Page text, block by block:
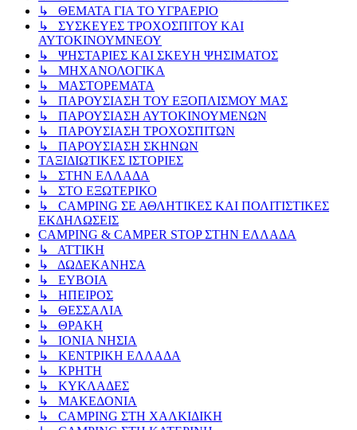
↳ ΘΕΜΑΤΑ ΓΙΑ ΤΟ ΥΓΡΑΕΡΙΟ
↳ ΣΥΣΚΕΥΕΣ ΤΡΟΧΟΣΠΙΤΟΥ ΚΑΙ
ΑΥΤΟΚΙΝΟΥΜΝΕΟΥ
↳ ΨΗΣΤΑΡΙΕΣ ΚΑΙ ΣΚΕΥΗ ΨΗΣΙΜΑΤΟΣ
↳ ΜΗΧΑΝΟΛΟΓΙΚΑ
↳ ΜΑΣΤΟΡΕΜΑΤΑ
↳ ΠΑΡΟΥΣΙΑΣΗ ΤΟΥ ΕΞΟΠΛΙΣΜΟΥ ΜΑΣ
↳ ΠΑΡΟΥΣΙΑΣΗ ΑΥΤΟΚΙΝΟΥΜΕΝΩΝ
↳ ΠΑΡΟΥΣΙΑΣΗ ΤΡΟΧΟΣΠΙΤΩΝ
↳ ΠΑΡΟΥΣΙΑΣΗ ΣΚΗΝΩΝ
ΤΑΞΙΔΙΩΤΙΚΕΣ ΙΣΤΟΡΙΕΣ
↳ ΣΤΗΝ ΕΛΛΑΔΑ
↳ ΣΤΟ ΕΞΩΤΕΡΙΚΟ
↳ CAMPING ΣΕ ΑΘΛΗΤΙΚΕΣ ΚΑΙ ΠΟΛΙΤΙΣΤΙΚΕΣ
ΕΚΔΗΛΩΣΕΙΣ
CAMPING & CAMPER STOP ΣΤΗN ΕΛΛΑΔΑ
↳ ΑΤΤΙΚΗ
↳ ΔΩΔΕΚΑΝΗΣΑ
↳ ΕΥΒΟΙΑ
↳ ΗΠΕΙΡΟΣ
↳ ΘΕΣΣΑΛΙΑ
↳ ΘΡΑΚΗ
↳ ΙΟΝΙΑ ΝΗΣΙΑ
↳ ΚΕΝΤΡΙΚΗ ΕΛΛΑΔΑ
↳ ΚΡΗΤΗ
↳ ΚΥΚΛΑΔΕΣ
↳ ΜΑΚΕΔΟΝΙΑ
↳ CAMPING ΣΤΗ ΧΑΛΚΙΔΙΚΗ